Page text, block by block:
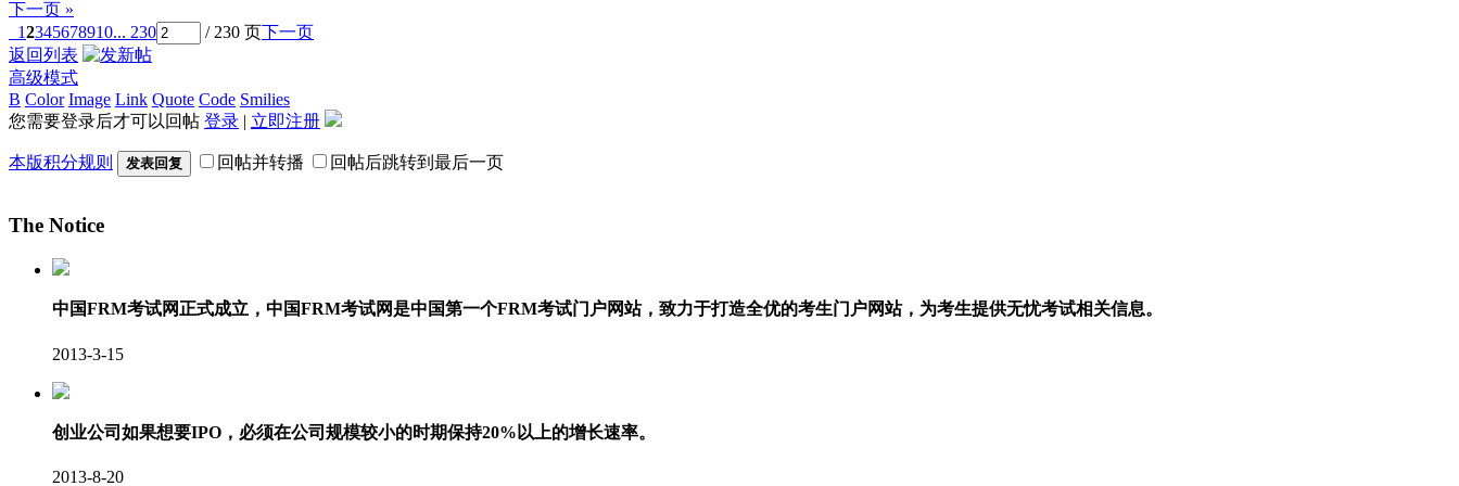
下一页 »
12345678910... 230 / 230 页下一页
返回列表
高级模式
B Color Image Link Quote Code Smilies
您需要登录后才可以回帖 登录 | 立即注册
本版积分规则 发表回复 回帖并转播 回帖后跳转到最后一页
The Notice
中国FRM考试网正式成立，中国FRM考试网是中国第一个FRM考试门户网站，致力于打造全优的考生门户网站，为考生提供无忧考试相关信息。
2013-3-15
创业公司如果想要IPO，必须在公司规模较小的时期保持20%以上的增长速率。
2013-8-20